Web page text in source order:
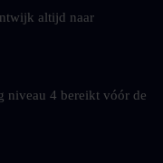
altijd naar
niveau 4 bereikt vóór de